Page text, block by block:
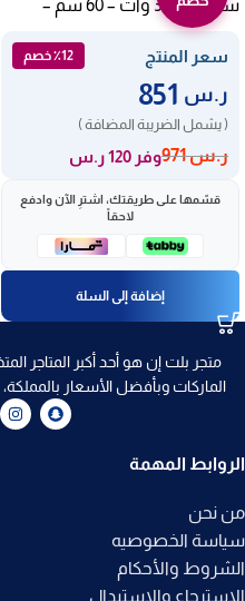
سرعات 380 وات – 60 سم –
ايطالي Mght-60
سعر المنتج
٪12 خصم
ر.س
( يشمل الضريبة المضافة )
ر.س971 وفر 120 ر.س
قسّمها على طريقتك، اشترِ الآن وادفع
لاحقاً
إضافة إلى السلة
متجر بلت إن هو أحد أكبر المتاجر
الماركات وبأفضل الأسعار
الروابط المهمة
من نحن
سياسة الخصوصيه
الشروط والأحكام
الاسترجاع والاستبدال